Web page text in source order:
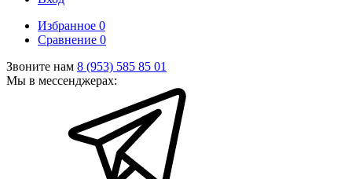
Избранное 0
Сравнение 0
Звоните нам 8 (953) 585 85 01
Мы в мессенджерах: